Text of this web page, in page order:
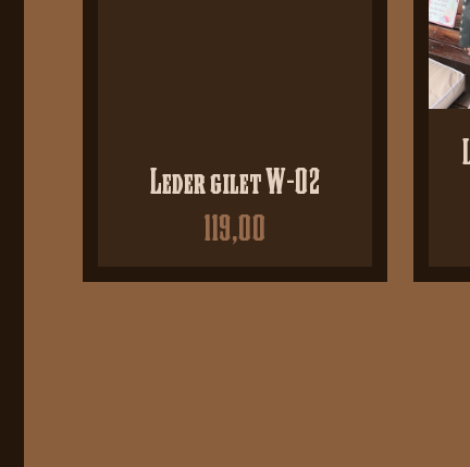
Leder gilet W-02
119,00